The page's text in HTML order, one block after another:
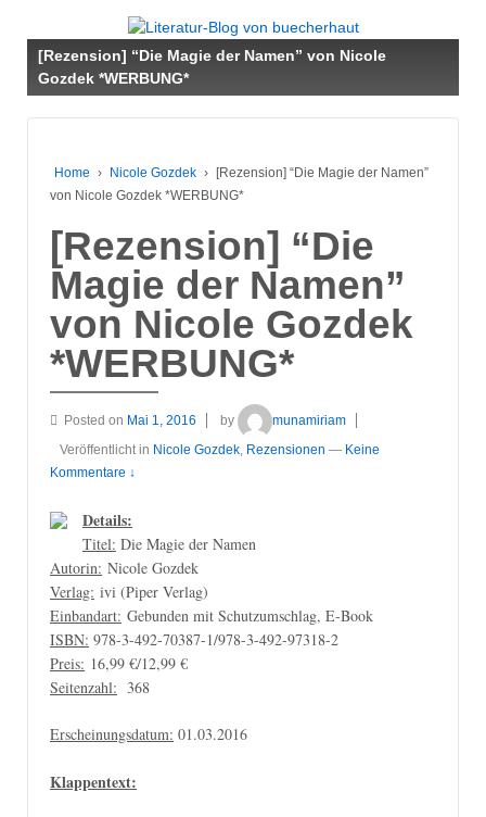
ZUM
ZENTRALEN
INHALT
[Rezension] “Die Magie der Namen” von Nicole
Gozdek *WERBUNG*
Home › Nicole Gozdek › [Rezension] “Die Magie der Namen”
von Nicole Gozdek *WERBUNG*
[Rezension] “Die
Magie der Namen”
von Nicole Gozdek
*WERBUNG*
Posted on Mai 1, 2016 by
munamiriam
Veröffentlicht in Nicole Gozdek Rezensionen — Keine
Kommentare ↓
Details:
Titel: Die Magie der Namen
Autorin: Nicole Gozdek
Verlag: ivi (Piper Verlag)
Einbandart: Gebunden mit Schutzumschlag, E-Book
ISBN: 978-3-492-70387-1/978-3-492-97318-2
Preis: 16,99 €/12,99 €
Seitenzahl: 368
Erscheinungsdatum: 01.03.2016
Klappentext: